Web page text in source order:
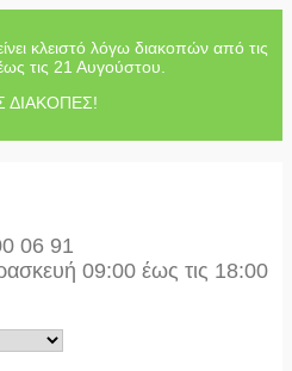
κλειστό λόγω διακοπών από τις
τις 21 Αυγούστου.
ΔΙΑΚΟΠΕΣ!
06 91
09:00 έως τις 18:00